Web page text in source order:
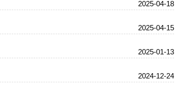
2025-04-18
2025-04-15
2025-01-13
2024-12-24